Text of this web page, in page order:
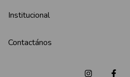
Institucional
Contactános